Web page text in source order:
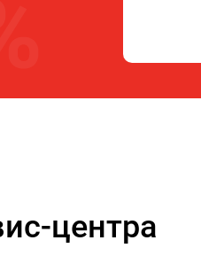
центра